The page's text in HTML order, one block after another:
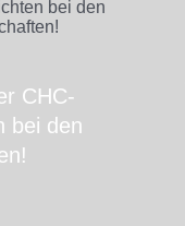
CHC-
bei den